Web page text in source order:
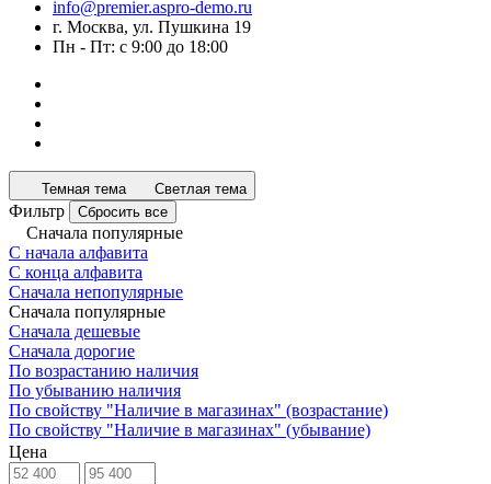
info@premier.aspro-demo.ru
г. Москва, ул. Пушкина 19
Пн - Пт: с 9:00 до 18:00
Темная тема Светлая тема
Фильтр Сбросить все
Сначала популярные
С начала алфавита
С конца алфавита
Сначала непопулярные
Сначала популярные
Сначала дешевые
Сначала дорогие
По возрастанию наличия
По убыванию наличия
По свойству "Наличие в магазинах" (возрастание)
По свойству "Наличие в магазинах" (убывание)
Цена